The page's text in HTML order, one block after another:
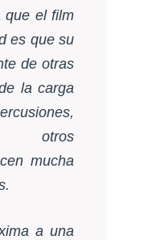
que el film
es que su
de otras
la carga
otros
mucha
a una